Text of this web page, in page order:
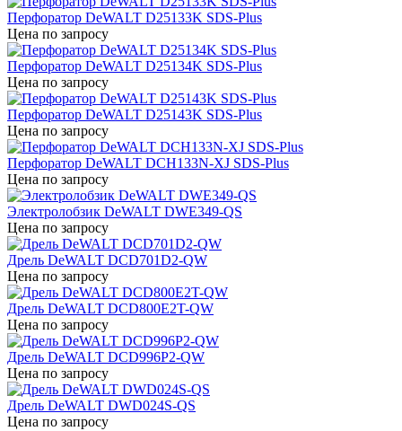
Перфоратор DeWALT D25133K SDS-Plus
Цена по запросу
Перфоратор DeWALT D25134K SDS-Plus
Цена по запросу
Перфоратор DeWALT D25143K SDS-Plus
Цена по запросу
Перфоратор DeWALT DCH133N-XJ SDS-Plus
Цена по запросу
Электролобзик DeWALT DWE349-QS
Цена по запросу
Дрель DeWALT DCD701D2-QW
Цена по запросу
Дрель DeWALT DCD800E2T-QW
Цена по запросу
Дрель DeWALT DCD996P2-QW
Цена по запросу
Дрель DeWALT DWD024S-QS
Цена по запросу